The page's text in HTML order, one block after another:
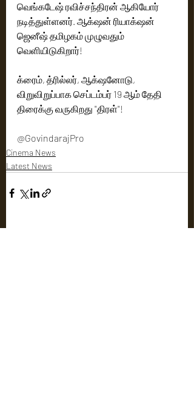
வெங்கடேஷ் ரவிச்சந்திரன் ஆகியோர்
நடித்துள்ளனர். ஆக்‌ஷன் ரியாக்‌ஷன்
ஜெனீஷ் தமிழகம் முழுவதும்
வெளியிடுகிறார்!
க்ரைம், த்ரில்லர், ஆக்‌ஷனோடு,
விறுவிறுப்பாக செப்டம்பர் 19 ஆம் தேதி
திரைக்கு வருகிறது "திரள்"!
@GovindarajPro
Cinema News
Latest News